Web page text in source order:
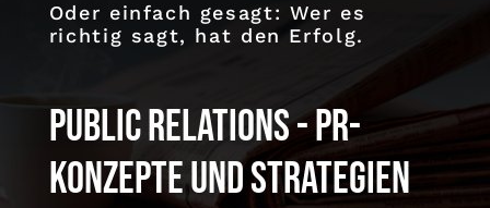
Vorfreude!
Anders
Oder einfach gesagt: Wer es
richtig sagt, hat den Erfolg.
Public Relations - PR-
Konzepte und Strategien